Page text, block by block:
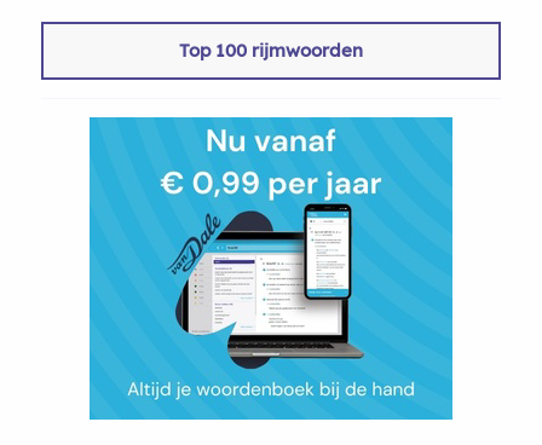
Top 100 rijmwoorden